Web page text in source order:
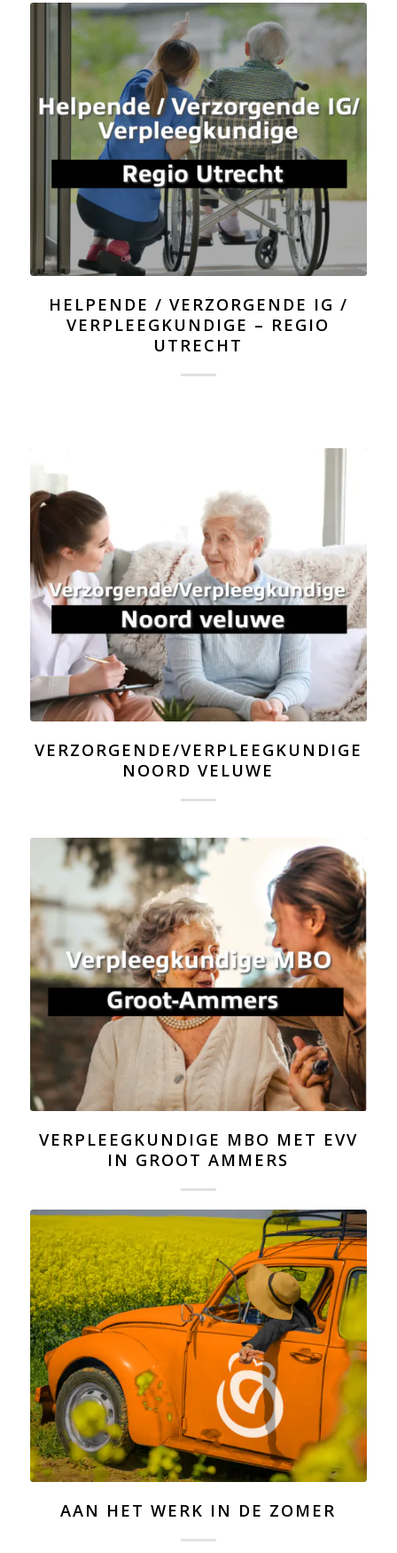
HELPENDE / VERZORGENDE IG /
VERPLEEGKUNDIGE – REGIO
UTRECHT
VERZORGENDE/VERPLEEGKUNDIGE
NOORD VELUWE
VERPLEEGKUNDIGE MBO MET EVV
IN GROOT AMMERS
AAN HET WERK IN DE ZOMER